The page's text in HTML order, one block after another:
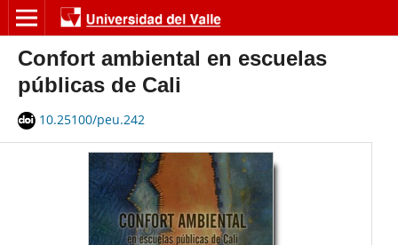
Confort ambiental en escuelas
públicas de Cali
10.25100/peu.242